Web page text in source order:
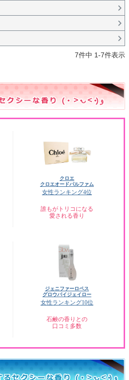
7件中 1-7件表示
クロエ
クロエオードパルファム
女性ランキング4位
誰もがトリコになる
愛される香り
ジェニファーロペス
グロウバイジェイロー
女性ランキング10位
石鹸の香りとの
口コミ多数